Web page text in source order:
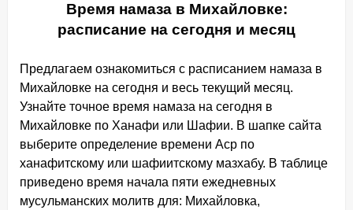
Время намаза в Михайловке:
расписание на сегодня и месяц
Предлагаем ознакомиться с расписанием намаза в
Михайловке на сегодня и весь текущий месяц.
Узнайте точное время намаза на сегодня в
Михайловке по Ханафи или Шафии. В шапке сайта
выберите определение времени Аср по
ханафитскому или шафиитскому мазхабу. В таблице
приведено время начала пяти ежедневных
мусульманских молитв для: Михайловка,